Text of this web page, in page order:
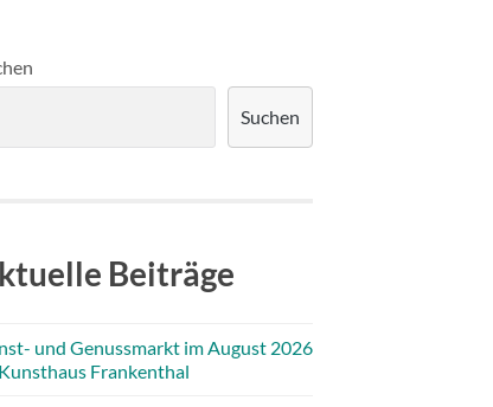
Suchen
Beiträge
und Genussmarkt im August 2026
Frankenthal